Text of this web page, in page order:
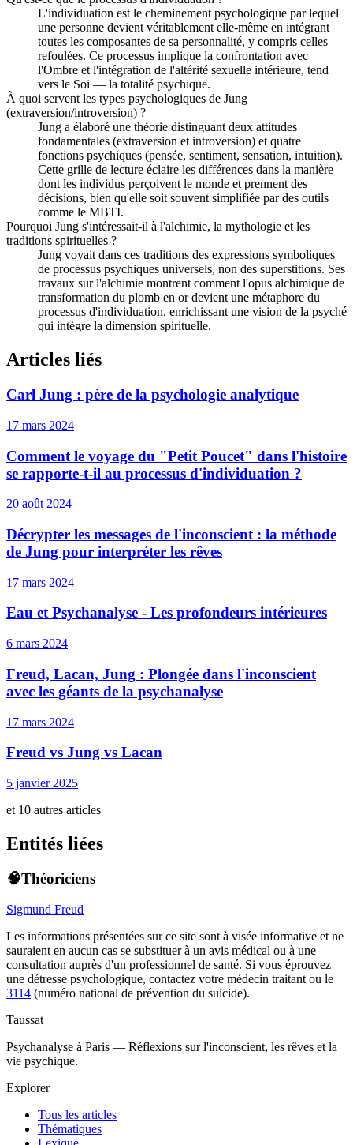
L'individuation est le cheminement psychologique par lequel
une personne devient véritablement elle-même en intégrant
toutes les composantes de sa personnalité, y compris celles
refoulées. Ce processus implique la confrontation avec
l'Ombre et l'intégration de l'altérité sexuelle intérieure, tend
vers le Soi — la totalité psychique.
À quoi servent les types psychologiques de Jung
(extraversion/introversion) ?
Jung a élaboré une théorie distinguant deux attitudes
fondamentales (extraversion et introversion) et quatre
fonctions psychiques (pensée, sentiment, sensation, intuition).
Cette grille de lecture éclaire les différences dans la manière
dont les individus perçoivent le monde et prennent des
décisions, bien qu'elle soit souvent simplifiée par des outils
comme le MBTI.
Pourquoi Jung s'intéressait-il à l'alchimie, la mythologie et les
traditions spirituelles ?
Jung voyait dans ces traditions des expressions symboliques
de processus psychiques universels, non des superstitions. Ses
travaux sur l'alchimie montrent comment l'opus alchimique de
transformation du plomb en or devient une métaphore du
processus d'individuation, enrichissant une vision de la psyché
qui intègre la dimension spirituelle.
Articles liés
Carl Jung : père de la psychologie analytique
17 mars 2024
Comment le voyage du "Petit Poucet" dans l'histoire
se rapporte-t-il au processus d'individuation ?
20 août 2024
Décrypter les messages de l'inconscient : la méthode
de Jung pour interpréter les rêves
17 mars 2024
Eau et Psychanalyse - Les profondeurs intérieures
6 mars 2024
Freud, Lacan, Jung : Plongée dans l'inconscient
avec les géants de la psychanalyse
17 mars 2024
Freud vs Jung vs Lacan
5 janvier 2025
et 10 autres articles
Entités liées
🧠Théoriciens
Sigmund Freud
Les informations présentées sur ce site sont à visée informative et ne
sauraient en aucun cas se substituer à un avis médical ou à une
consultation auprès d'un professionnel de santé. Si vous éprouvez
une détresse psychologique, contactez votre médecin traitant ou le
3114 (numéro national de prévention du suicide).
Taussat
Psychanalyse à Paris — Réflexions sur l'inconscient, les rêves et la
vie psychique.
Explorer
Tous les articles
Thématiques